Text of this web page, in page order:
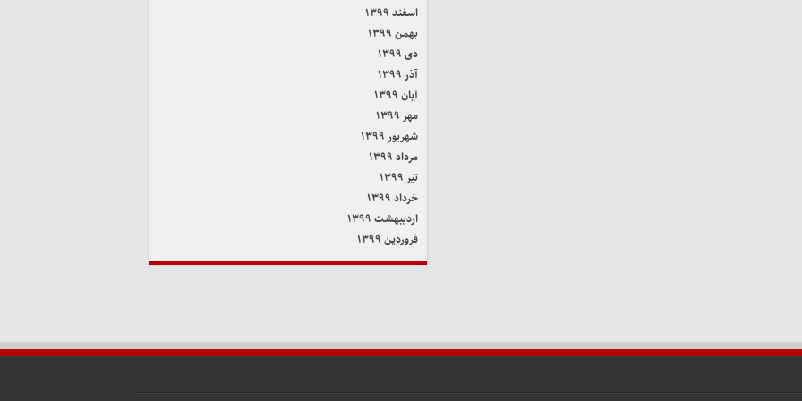
اسفند ۱۳۹۹
بهمن ۱۳۹۹
دی ۱۳۹۹
آذر ۱۳۹۹
آبان ۱۳۹۹
مهر ۱۳۹۹
شهریور ۱۳۹۹
مرداد ۱۳۹۹
تیر ۱۳۹۹
خرداد ۱۳۹۹
اردیبهشت ۱۳۹۹
فروردین ۱۳۹۹